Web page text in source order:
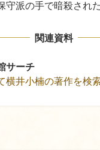
守派の手で暗殺された
関連資料
サーチ
横井小楠の著作を検